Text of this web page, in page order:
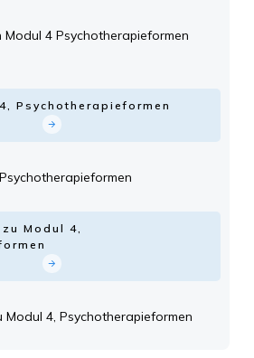
4 Psychotherapieformen
Psychotherapieformen
Modul 4,
4, Psychotherapieformen